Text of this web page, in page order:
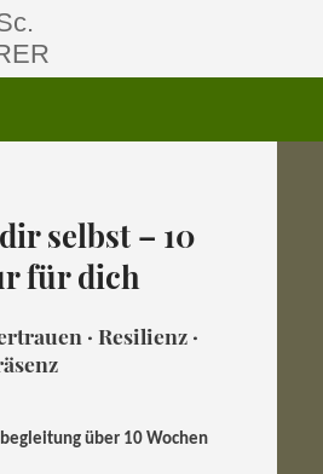
selbst – 10
für dich
· Resilienz ·
über 10 Wochen